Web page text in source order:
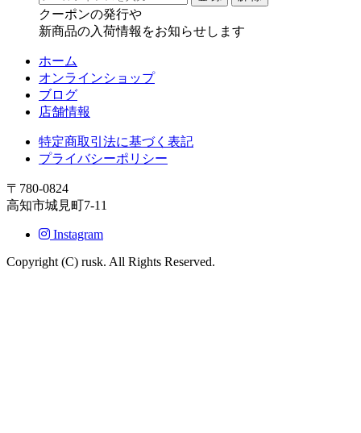
クーポンの発行や
新商品の入荷情報をお知らせします
ホーム
オンラインショップ
ブログ
店舗情報
特定商取引法に基づく表記
プライバシーポリシー
〒780-0824
高知市城見町7-11
Instagram
Copyright (C) rusk. All Rights Reserved.